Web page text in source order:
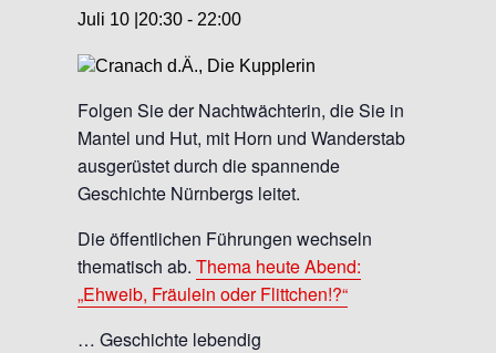
Juli 10 |20:30 - 22:00
Folgen Sie der Nachtwächterin, die Sie in
Mantel und Hut, mit Horn und Wanderstab
ausgerüstet durch die spannende
Geschichte Nürnbergs leitet.
Die öffentlichen Führungen wechseln
thematisch ab. Thema heute Abend:
„Ehweib, Fräulein oder Flittchen!?“
… Geschichte lebendig